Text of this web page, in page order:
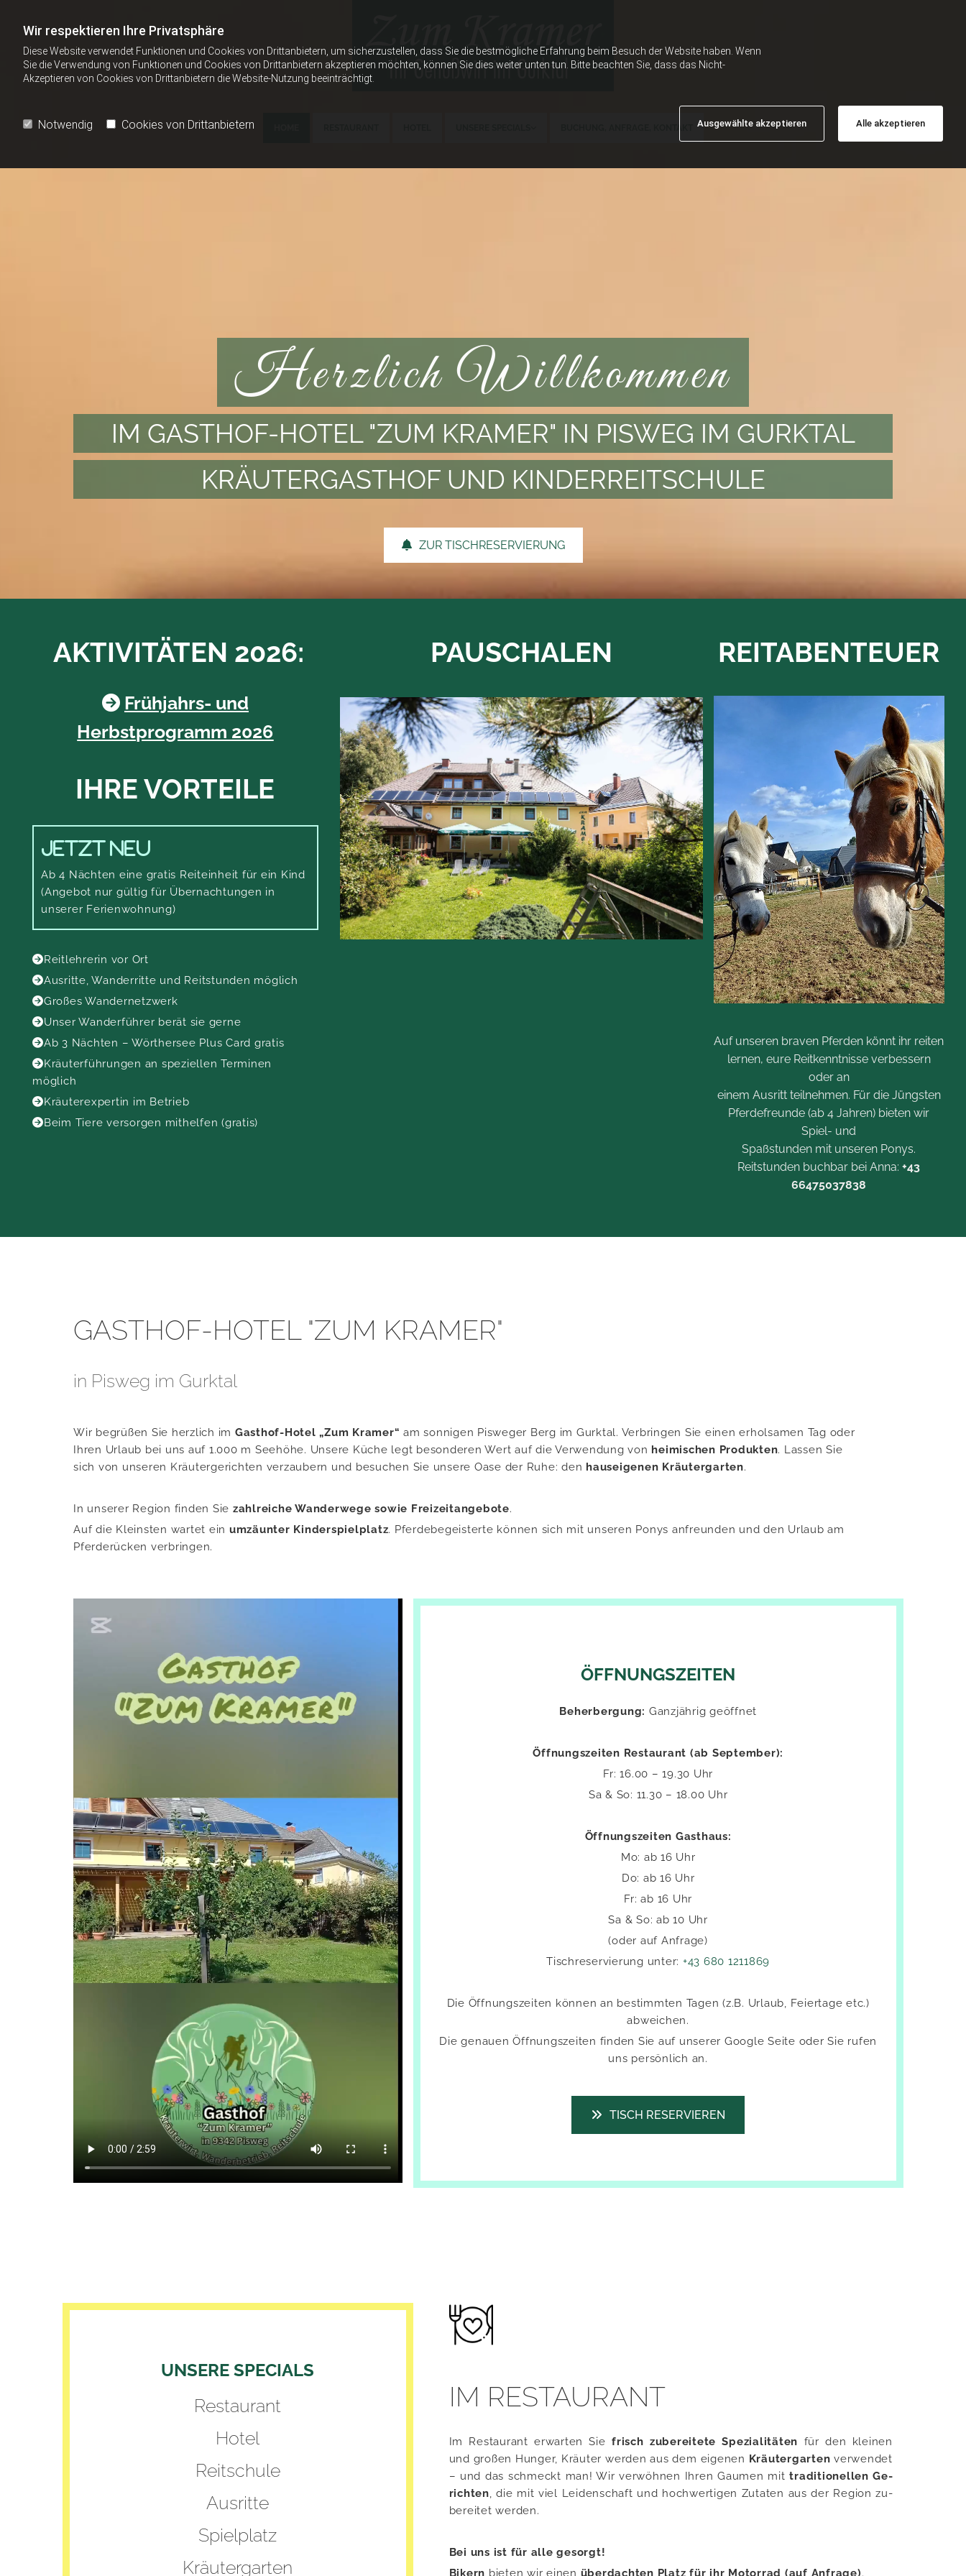
Wir respektieren Ihre Privatsphäre
Diese Website verwendet Funktionen und Cookies von Drittanbietern, um sicherzustellen, dass Sie die bestmögliche Erfahrung beim Besuch der Website haben. Wenn
Sie die Verwendung von Funktionen und Cookies von Drittanbietern akzeptieren möchten, können Sie dies weiter unten tun. Bitte beachten Sie, dass das Nicht-
Akzeptieren von Cookies von Drittanbietern die Website-Nutzung beeinträchtigt.
Notwendig Cookies von Drittanbietern Ausgewählte akzeptieren Alle akzeptieren
Herzlich Willkommen
IM GASTHOF-HOTEL "ZUM KRAMER" IN PISWEG IM GURKTAL
KRÄUTERGASTHOF UND KINDERREITSCHULE
ZUR TISCHRESERVIERUNG
AKTIVITÄTEN 2026:
 Frühjahrs- und
Herbstprogramm 2026
IHRE VORTEILE
Jetzt neu
Ab 4 Nächten eine gratis Reiteinheit für ein Kind
(Angebot nur gültig für Übernachtungen in
unserer Ferienwohnung)
Reitlehrerin vor Ort
Ausritte, Wanderritte und Reitstunden möglich
Großes Wandernetzwerk
Unser Wanderführer berät sie gerne
Ab 3 Nächten – Wörthersee Plus Card gratis
Kräuterführungen an speziellen Terminen
möglich
Kräuterexpertin im Betrieb
Beim Tiere versorgen mithelfen (gratis)
PAUSCHALEN REITABENTEUER
Auf unseren braven Pferden könnt ihr reiten
lernen, eure Reitkenntnisse verbessern
oder an
einem Ausritt teilnehmen. Für die Jüngsten
Pferdefreunde (ab 4 Jahren) bieten wir
Spiel- und
Spaßstunden mit unseren Ponys.
Reitstunden buchbar bei Anna:+43
66475037838
GASTHOF-HOTEL "ZUM KRAMER"
in Pisweg im Gurktal
Wir be­grü­ßen Sie herz­lich im Gast­hof-Ho­tel „Zum Kra­mer“ am son­ni­gen Pis­we­ger Berg im Gurk­tal. Ver­brin­gen Sie einen er­hol­sa­men Tag oder
Ihren Ur­laub bei uns auf 1.000 m See­hö­he. Un­se­re Küche legt be­son­de­ren Wert auf die Ver­wen­dung von hei­mi­schen Pro­duk­ten. Las­sen Sie
sich von un­se­ren Kräu­ter­ge­rich­ten ver­zau­bern und be­su­chen Sie un­se­re Oase der Ruhe: den haus­ei­ge­nen Kräu­ter­gar­ten.
In un­se­rer Re­gi­on fin­den Sie zahl­rei­che Wan­der­we­ge sowie Frei­zeit­an­ge­bo­te.
Auf die Kleins­ten war­tet ein um­zäun­ter Kin­der­spiel­platz. Pfer­de­be­geis­ter­te kön­nen sich mit un­se­ren Ponys an­freun­den und den Ur­laub am
Pfer­de­rü­cken ver­brin­gen.
ÖFFNUNGSZEITEN
Be­her­ber­gung: Ganz­jäh­rig ge­öff­net
Öff­nungs­zei­ten Re­stau­rant (ab September):
Fr: 16.00 – 19.30 Uhr
Sa & So: 11.30 – 18.00 Uhr
Öff­nungs­zei­ten Gast­haus:
Mo: ab 16 Uhr
Do: ab 16 Uhr
Fr: ab 16 Uhr
Sa & So: ab 10 Uhr
(oder auf An­fra­ge)
Tisch­re­ser­vie­rung unter: +43 680 1211869
Die Öff­nungs­zei­ten kön­nen an be­stimm­ten Tagen (z.B. Ur­laub, Fei­er­ta­ge etc.)
ab­wei­chen.
Die ge­nau­en Öff­nungs­zei­ten fin­den Sie auf un­se­rer Goog­le Seite oder Sie rufen
uns per­sön­lich an.
TISCH RESERVIEREN
UNSERE SPECIALS
Restaurant
Hotel
Reitschule
Ausritte
Spielplatz
Kräutergarten
IM RESTAURANT
Im Re­stau­rant er­war­ten Siefrisch zu­be­rei­te­te Spe­zia­li­tä­ten für den klei­nen
und gro­ßen Hun­ger, Kräu­ter wer­den aus dem ei­ge­nen Kräu­ter­gar­ten ver­wen­det
– und das schmeckt man! Wir ver­wöh­nen Ihren Gau­men mit tra­di­tio­nel­len Ge­
rich­ten, die mit viel Lei­den­schaft und hoch­wer­ti­gen Zu­ta­ten aus der Re­gi­on zu­
be­rei­tet wer­den.
Bei uns ist für alle ge­sorgt!
Bi­kern bie­ten wir einen über­dach­ten Platz für ihr Mo­tor­rad (auf Anfrage).